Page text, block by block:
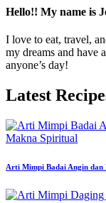
Hello!! My name is
I love to eat, travel,
my dreams and have
anyone’s day!
Latest
Arti Mimpi Badai Angin